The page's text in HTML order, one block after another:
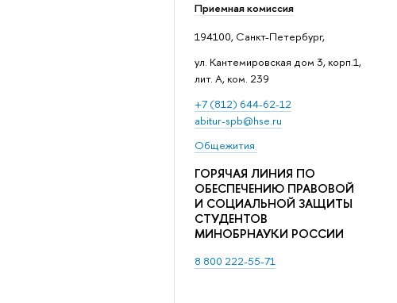
Приемная комиссия
194100, Санкт-Петербург,
ул. Кантемировская дом 3, корп.1,
лит. А, ком. 239
+7 (812) 644-62-12
abitur-spb@hse.ru
Общежития
ГОРЯЧАЯ ЛИНИЯ ПО
ОБЕСПЕЧЕНИЮ ПРАВОВОЙ
И СОЦИАЛЬНОЙ ЗАЩИТЫ
СТУДЕНТОВ
МИНОБРНАУКИ РОССИИ
8 800 222-55-71